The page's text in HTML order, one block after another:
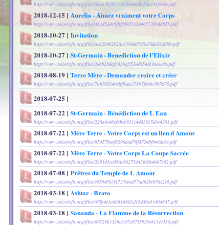
http://www.telosinfo.org/files/8da35bf381662864aefdc5aa141fe66e.pdf
2018-12-15 | Aurelia - Aimez vraiment votre Corps
http://www.telosinfo.org/files/4b1d524c5f0fc8927a244677386da955.pdf
2018-10-27 | Invitation
http://www.telosinfo.org/files/aca254b292ac1394dd765e38da162d80.pdf
2018-10-27 | St-Germain - Benediction de l'Elixir
http://www.telosinfo.org/files/24cb20daf3830cfc53e4554cb16eec80.pdf
2018-08-19 | Terre Mère - Demander croire et créer
http://www.telosinfo.org/files/7a0765346ebf5eae37897f068c907675.pdf
2018-07-25 |
2018-07-22 | St-Germain - Bénédiction de L Eau
http://www.telosinfo.org/files/228a6c48cf6bcb931c44838356be4381.pdf
2018-07-22 | Mère Terre - Votre Corps est un lien d Amour
http://www.telosinfo.org/files/054578eaf8296aad70fd7248f846dc0c.pdf
2018-07-22 | Mère Terre - Votre Corps La Coupe Sacrée
http://www.telosinfo.org/files/2b9143ca58ac96275443fe8fe4667c82.pdf
2018-07-08 | Prêtres du Temple de L Amour
http://www.telosinfo.org/files/c9594563f1737ebed77ad02bcb56c2e5.pdf
2018-03-18 | Ashtar - Bravo
http://www.telosinfo.org/files/47fb4e1a6b016062cfe24d0a114048d7.pdf
2018-03-18 | Sananda - La Flamme de la Résurrection
http://www.telosinfo.org/files/69728b1320e3cf7a5755929e8114c33d.pdf